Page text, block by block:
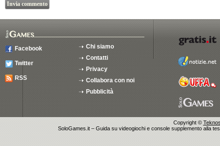
Facebook
Twitter
RSS
Chi siamo
Contatti
Privacy
Collabora con noi
Pubblicità
Copyright ©
SoloGames.it – Guida su videogiochi e console supplemento alla